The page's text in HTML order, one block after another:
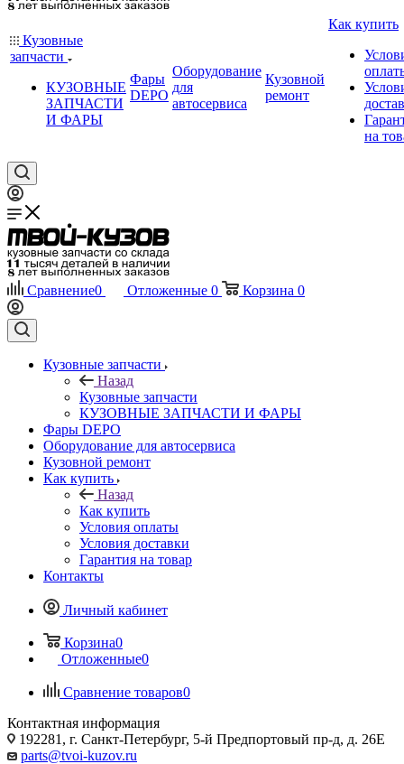
Кузовные
запчасти
КУЗОВНЫЕ
ЗАПЧАСТИ
И ФАРЫ
Фары
DEPO
Оборудование
для
автосервиса
Кузовной
ремонт
Как купить
на
Сравнение0 Отложенные 0 Корзина 0
Кузовные запчасти
Назад
Кузовные запчасти
КУЗОВНЫЕ ЗАПЧАСТИ И ФАРЫ
Фары DEPO
Оборудование для автосервиса
Кузовной ремонт
Как купить
Назад
Как купить
Условия оплаты
Условия доставки
Гарантия на товар
Контакты
Личный кабинет
Корзина0
Отложенные0
Сравнение товаров0
Контактная информация
192281, г. Санкт-Петербург, 5-й Предпортовый пр-д, д. 26Е
parts@tvoi-kuzov.ru